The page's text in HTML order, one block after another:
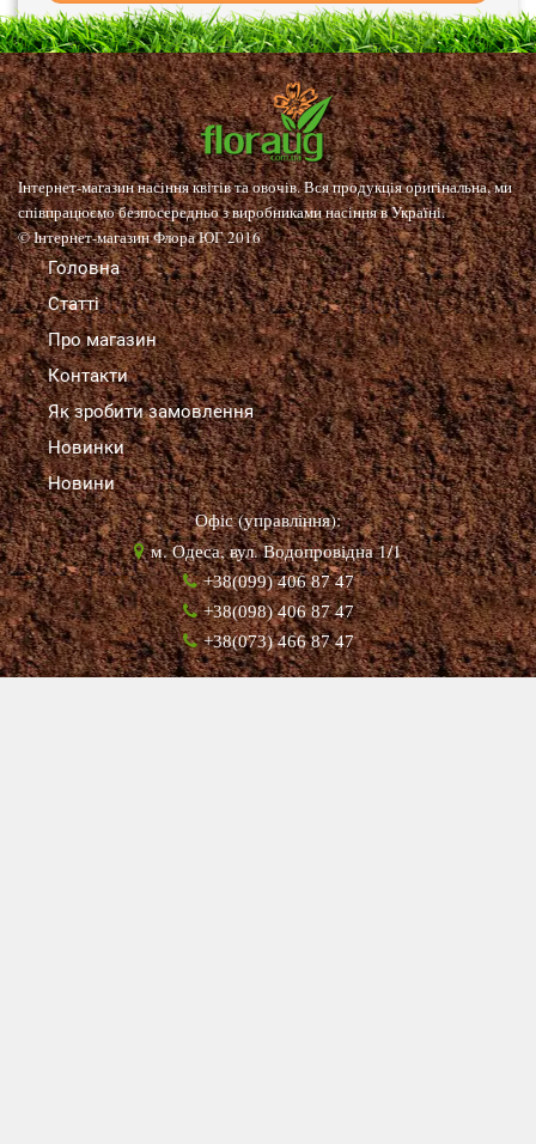
Інтернет-магазин насіння квітів та овочів. Вся продукція оригінальна, ми
співпрацюємо безпосередньо з виробниками насіння в Україні.
© Інтернет-магазин Флора ЮГ 2016
Головна
Статті
Про магазин
Контакти
Як зробити замовлення
Новинки
Новини
Офіс (управління):
м. Одеса, вул. Водопровідна 1/1
+38(099) 406 87 47
+38(098) 406 87 47
+38(073) 466 87 47